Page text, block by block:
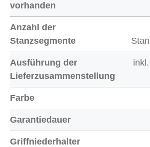
vorhanden
Anzahl der
Stanzsegmente
Ausführung der
Lieferzusammenstellung
Farbe
Garantiedauer
Griffniederhalter